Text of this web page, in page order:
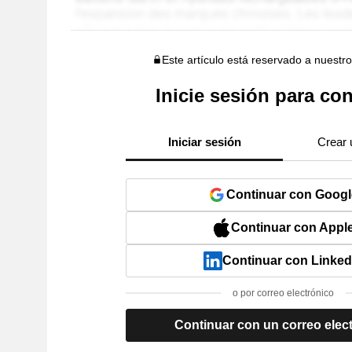
Este artículo está reservado a
Inicie sesión para
Iniciar sesión Crear
Continuar con
Continuar con
Continuar con
o por correo electrónico
Continuar con un correo